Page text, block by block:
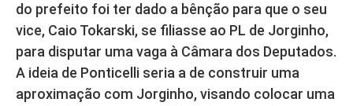
do prefeito foi ter dado a bênção para que o seu
vice, Caio Tokarski, se filiasse ao PL de Jorginho,
para disputar uma vaga à Câmara dos Deputados.
A ideia de Ponticelli seria a de construir uma
aproximação com Jorginho, visando colocar uma